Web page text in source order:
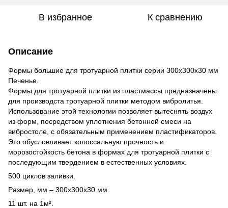
В избранное К сравнению
Описание
Формы большие для тротуарной плитки серии 300х300х30 мм
Печенье.
Формы для тротуарной плитки из пластмассы предназначены
для производста тротуарной плитки методом вибролитья.
Использование этой технологии позволяет вытеснять воздух
из форм, посредством уплотнения бетонной смеси на
вибростоле, с обязательным применением пластификаторов.
Это обусловливает колоссальную прочность и
морозостойкость бетона в формах для тротуарной плитки с
последующим твердением в естественных условиях.
500 циклов заливки.
Размер, мм – 300х300х30 мм.
11 шт. на 1м².